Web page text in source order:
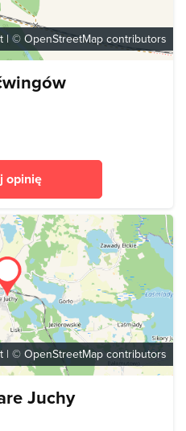
| © OpenStreetMap contributors
opinię
| © OpenStreetMap contributors
Juchy